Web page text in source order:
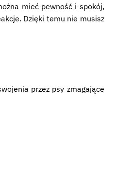
mieć pewność i spokój,
Dzięki temu nie musisz
przez psy zmagające